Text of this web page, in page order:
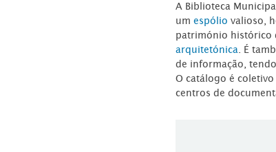
A Biblioteca
um espólio valioso,
património histórico
arquitetónica . É
de informação,
O catálogo é
centros de